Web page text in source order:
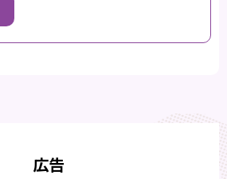
広告